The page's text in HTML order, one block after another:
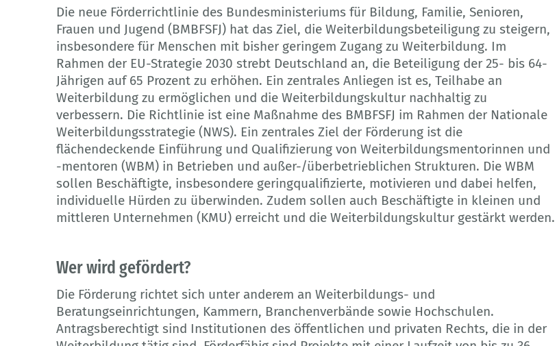
Die neue Förderrichtlinie des Bundesministeriums für Bildung, Familie, Senioren,
Frauen und Jugend (BMBFSFJ) hat das Ziel, die Weiterbildungsbeteiligung zu steigern,
insbesondere für Menschen mit bisher geringem Zugang zu Weiterbildung. Im
Rahmen der EU-Strategie 2030 strebt Deutschland an, die Beteiligung der 25- bis 64-
Jährigen auf 65 Prozent zu erhöhen. Ein zentrales Anliegen ist es, Teilhabe an
Weiterbildung zu ermöglichen und die Weiterbildungskultur nachhaltig zu
verbessern. Die Richtlinie ist eine Maßnahme des BMBFSFJ im Rahmen der Nationale
Weiterbildungsstrategie (NWS). Ein zentrales Ziel der Förderung ist die
flächendeckende Einführung und Qualifizierung von Weiterbildungsmentorinnen und
-mentoren (WBM) in Betrieben und außer-/überbetrieblichen Strukturen. Die WBM
sollen Beschäftigte, insbesondere geringqualifizierte, motivieren und dabei helfen,
individuelle Hürden zu überwinden. Zudem sollen auch Beschäftigte in kleinen und
mittleren Unternehmen (KMU) erreicht und die Weiterbildungskultur gestärkt werden.
Wer wird gefördert?
Die Förderung richtet sich unter anderem an Weiterbildungs- und
Beratungseinrichtungen, Kammern, Branchenverbände sowie Hochschulen.
Antragsberechtigt sind Institutionen des öffentlichen und privaten Rechts, die in der